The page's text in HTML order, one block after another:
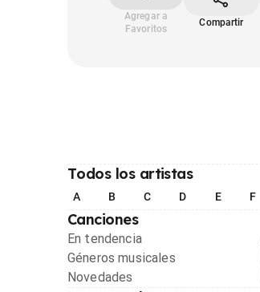
Agregar a
Favoritos
Compartir
Todos los artistas
A B C D E F
Canciones
En tendencia
Géneros musicales
Novedades